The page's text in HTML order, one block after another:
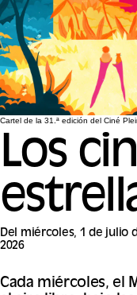
Cartel de la 31.ª edición del Ciné
Los
Del miércoles, 1 de julio
2026
Cada miércoles, el